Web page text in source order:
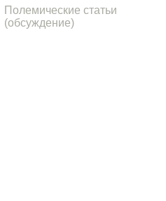
Полемические статьи
(обсуждение)